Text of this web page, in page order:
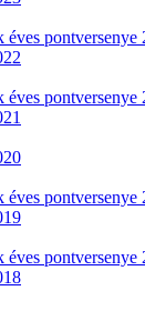
pontversenye
pontversenye
pontversenye
pontversenye